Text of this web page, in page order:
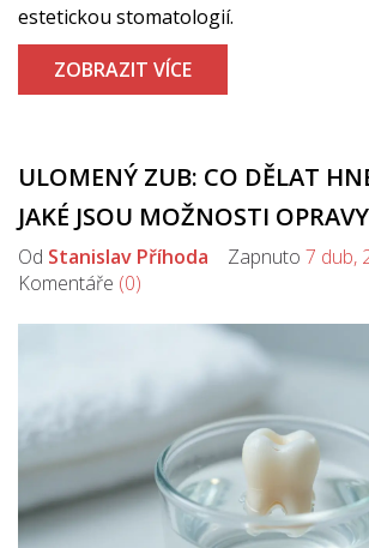
estetickou stomatologií.
ZOBRAZIT VÍCE
ULOMENÝ ZUB: CO DĚLAT
JAKÉ JSOU MOŽNOSTI OPRAVY
Od Stanislav Příhoda Zapnuto 7 dub,
Komentáře (0)